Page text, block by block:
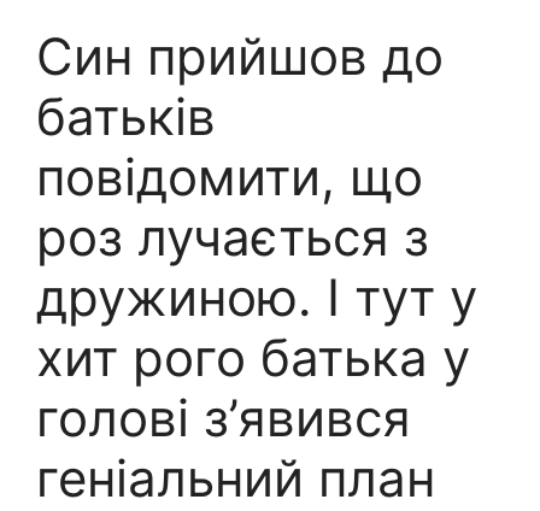
Син прийшов до
батьків
повідомити, що
роз лучається з
дружиною. І тут у
хит рого батька у
голові з’явився
геніальний план